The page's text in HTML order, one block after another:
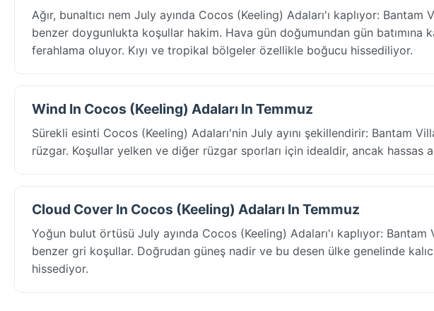
Ağır, bunaltıcı nem July ayında Cocos (Keeling) Adaları'ı kaplıyor:
benzer doygunlukta koşullar hakim. Hava gün doğumundan gün batımına
ferahlama oluyor. Kıyı ve tropikal bölgeler özellikle boğucu hissediliyor.
Wind In Cocos (Keeling) Adaları In Temmuz
Sürekli esinti Cocos (Keeling) Adaları'nin July ayını şekillendirir: Bantam
rüzgar. Koşullar yelken ve diğer rüzgar sporları için idealdir, ancak hassas
Cloud Cover In Cocos (Keeling) Adaları In Temmuz
Yoğun bulut örtüsü July ayında Cocos (Keeling) Adaları'ı kaplıyor:
benzer gri koşullar. Doğrudan güneş nadir ve bu desen ülke genelinde
hissediyor.